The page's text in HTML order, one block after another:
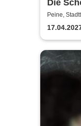
Die
das
Peine,